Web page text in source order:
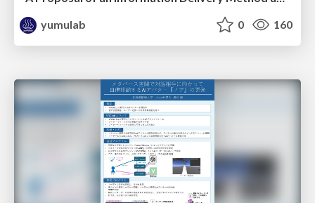
yumulab
0 160